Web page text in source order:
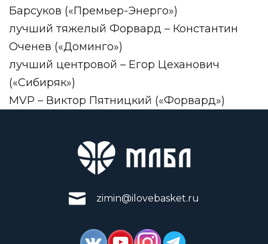
Барсуков («Премьер-Энерго»)
лучший тяжелый Форвард – Константин
Оченев («Доминго»)
лучший центровой – Егор Цеханович
(«Сибиряк»)
MVP – Виктор Пятницкий («Форвард»)
zimin@ilovebasket.ru